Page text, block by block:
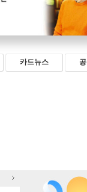
카드뉴스